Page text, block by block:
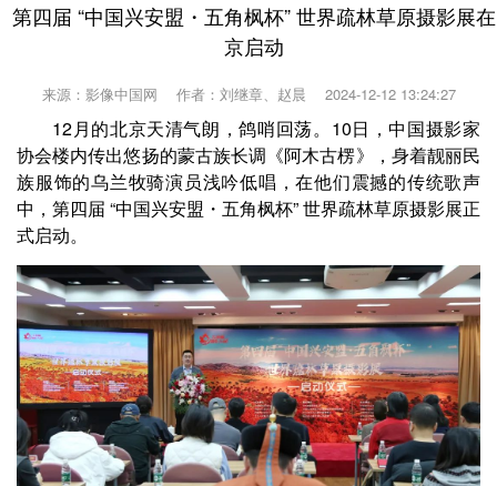
第四届 “中国兴安盟・五角枫杯” 世界疏林草原摄影展在
京启动
来源：影像中国网 作者：刘继章、赵晨 2024-12-12 13:24:27
12月的北京天清气朗，鸽哨回荡。10日，中国摄影家
协会楼内传出悠扬的蒙古族长调《阿木古楞》，身着靓丽民
族服饰的乌兰牧骑演员浅吟低唱，在他们震撼的传统歌声
中，第四届 “中国兴安盟・五角枫杯” 世界疏林草原摄影展正
式启动。